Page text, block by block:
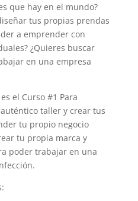
que hay en el mundo?
tus propias prendas
a emprender con
¿Quieres buscar
en una empresa
el Curso #1 Para
taller y crear tus
tu propio negocio
tu propia marca y
poder trabajar en una